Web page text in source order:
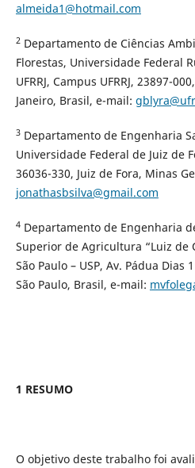
almeida1@hotmail.com
2Departamento de Ciências
Florestas, Universidade Federal
UFRRJ, Campus UFRRJ, 23897-
Janeiro, Brasil, e-mail:
3Departamento de Engenharia
Universidade Federal de Juiz de
36036-330, Juiz de Fora, Minas
jonathasbsilva@gmail.com
4Departamento de Engenharia
Superior de Agricultura “Luiz de
São Paulo – USP, Av. Pádua Dias
São Paulo, Brasil, e-mail:
1 RESUMO
O objetivo deste trabalho foi